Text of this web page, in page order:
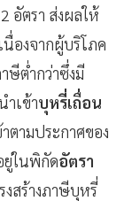
อัตรา ส่งผลให้
องจากผู้บริโภค
ษีต่ำกว่าซึ่งมี
เข้าบุหรี่เถื่อน
ตามประกาศของ
ยู่ในพิกัดอัตรา
สร้างภาษีบุหรี่